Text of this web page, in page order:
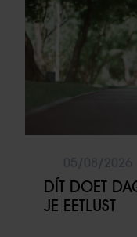
DÍT DOET
JE EETLUST